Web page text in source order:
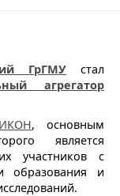
ГрГМУ стал
агрегатор
, основным
является
участников с
образования и